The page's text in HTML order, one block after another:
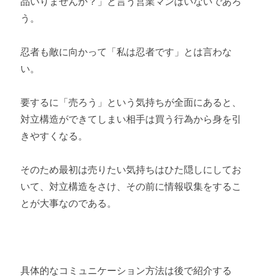
う。
忍者も敵に向かって「私は忍者です」とは言わな
い。
要するに「売ろう」という気持ちが全面にあると、
対立構造ができてしまい相手は買う行為から身を引
きやすくなる。
そのため最初は売りたい気持ちはひた隠しにしてお
いて、対立構造をさけ、その前に情報収集をするこ
とが大事なのである。
具体的なコミュニケーション方法は後で紹介する